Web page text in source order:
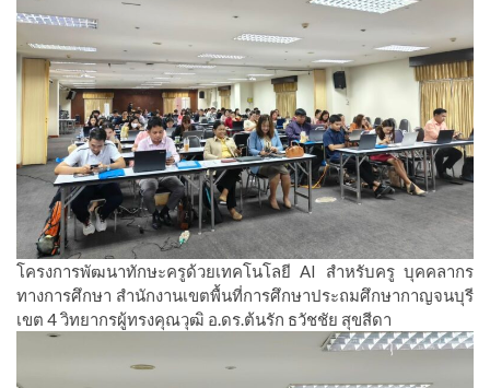
โครงการพัฒนาทักษะครูด้วยเทคโนโลยี AI สำหรับครู บุคคลากร
ทางการศึกษา สำนักงานเขตพื้นที่การศึกษาประถมศึกษากาญจนบุรี
เขต 4 วิทยากรผู้ทรงคุณวุฒิ อ.ดร.ต้นรัก ธวัชชัย สุขสีดา